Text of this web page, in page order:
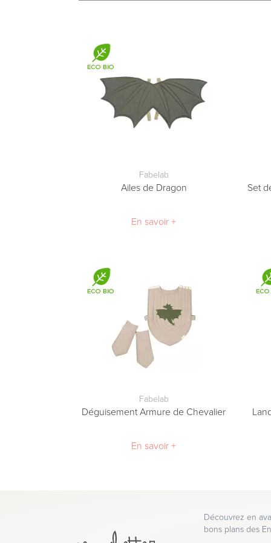
Fabelab
Ailes de Dragon
En savoir +
Set
Fabelab
Déguisement Armure de Chevalier
En savoir +
Découvrez en
bons plans des